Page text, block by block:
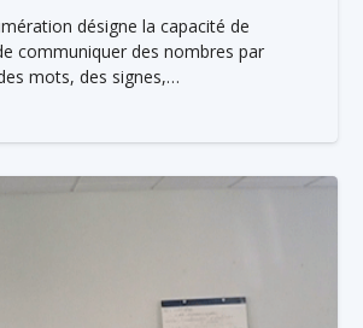
désigne la capacité de
communiquer des nombres par
mots, des signes,…